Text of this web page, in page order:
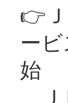
👉
ー
始
Ｊ